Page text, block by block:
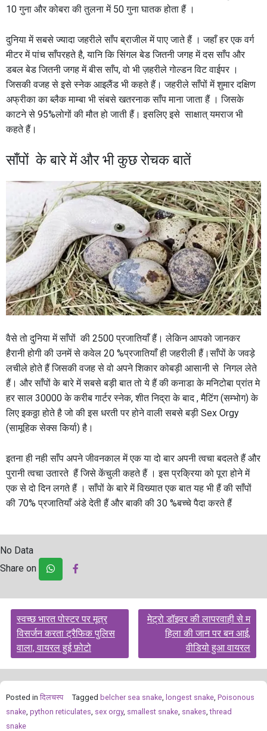
10 गुना और कोबरा की तुलना में 50 गुना घातक होता हैं ।
दुनिया में सबसे ज्यादा जहरीले साँप ब्राजील में पाए जाते हैं । जहाँ हर एक वर्ग
मीटर में पांच साँपरहते है, यानि कि सिंगल बेड जितनी जगह में दस साँप और
डबल बेड जितनी जगह में बीस साँप, वो भी ज़हरीले गोल्डन विट वाईपर ।
जिसकी वजह से इसे स्नेक आइलैंड भी कहते हैं। जहरीले साँपों में शुमार दक्षिण
अफ्रीका का ब्लैक माम्बा भी संबसे खतरनाक साँप माना जाता हैं । जिसके
काटने से 95%लोगों की मौत हो जाती हैं। इसलिए इसे साक्षात् यमराज भी
कहते हैं।
साँपों के बारे में और भी कुछ रोचक बातें
वैसे तो दुनिया में साँपों की 2500 प्रजातियाँ हैं। लेकिन आपको जानकर
हैरानी होगी की उनमें से कवेल 20 %प्रजातियाँ ही जहरीली हैं।साँपों के जवड़े
लचीले होते हैं जिसकी वजह से वो अपने शिकार कोबड़ी आसानी से निगल लेते
हैं। और साँपों के बारे में सबसे बड़ी बात तो ये हैं की कनाडा के मनिटोबा प्रांत मे
हर साल 30000 के करीब गार्टर स्नेक, शीत निद्रा के बाद , मैटिंग (सम्भोग) के
लिए इकठ्ठा होते है जो की इस धरती पर होने वाली सबसे बड़ी Sex Orgy
(सामूहिक सेक्स किर्या) है।
इतना ही नही साँप अपने जीवनकाल में एक या दो बार अपनी त्वचा बदलते हैं और
पुरानी त्वचा उतारते हैं जिसे केंचुली कहते हैं । इस प्रक्रिया को पूरा होने में
एक से दो दिन लगते हैं । साँपों के बारे में विख्यात एक बात यह भी हैं की साँपों
की 70% प्रजातियाँ अंडे देती हैं और बाकी की 30 %बच्चे पैदा करते हैं
No Data
Share on
Post
navigation
स्वच्छ भारत पोस्टर पर मूत्र
विसर्जन करता ट्रैफिक पुलिस
वाला, वायरल हुई फ़ोटो
मेट्रो डॉइवर की लापरवाही से म
हिला की जान पर बन आई,
वीडियो हुआ वायरल
Posted in दिलचस्प Tagged belcher sea snake longest snake Poisonous
snake python reticulates sex orgy, smallest snake snakes ,thread
snake